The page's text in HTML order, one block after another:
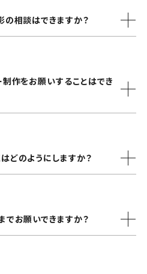
の相談はできますか？
作をお願いすることはでき
どのようにしますか？
でお願いできますか？